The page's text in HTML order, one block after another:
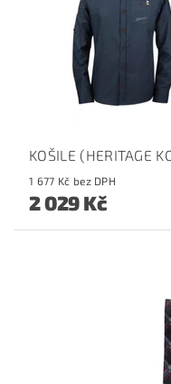
KOŠILE (HERITAGE
1 677 Kč bez DPH
2 029 Kč